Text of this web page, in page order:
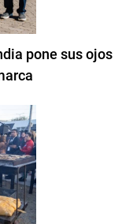
pone sus ojos